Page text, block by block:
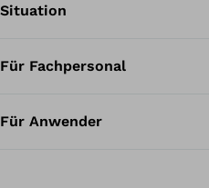
Situation
Für Fachpersonal
Für Anwender